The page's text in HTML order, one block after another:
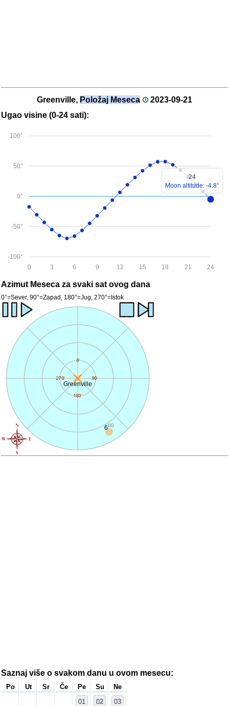
Greenville, Položaj Meseca
2023-09-21
Ugao visine (0-24 sati):
-100°
-50°
0°
50°
100°
24
21
18
15
12
9
6
3
0
24
Moon altitude: -4.8°
Azimut Meseca za svaki sat ovog dana
0°=Sever, 90°=Zapad, 180°=Jug, 270°=Istok
Greenville
600
Saznaj više o svakom danu u ovom mesecu:
Po Ut Sr Če Pe Su
Ne
01
02 03